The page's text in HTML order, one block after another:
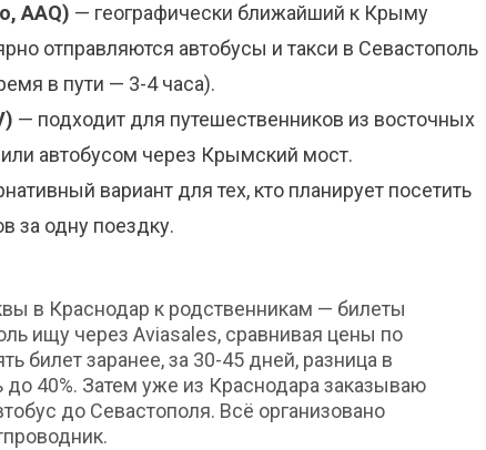
AAQ) — географически ближайший к Крыму
отправляются автобусы и такси в Севастополь
в пути — 3-4 часа).
— подходит для путешественников из восточных
автобусом через Крымский мост.
вариант для тех, кто планирует посетить
за одну поездку.
в Краснодар к родственникам — билеты
ищу через Aviasales, сравнивая цены по
билет заранее, за 30-45 дней, разница в
до 40%. Затем уже из Краснодара заказываю
до Севастополя. Всё организовано